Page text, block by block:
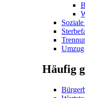
Umzug
Häufig